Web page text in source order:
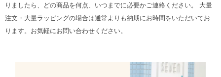
りましたら、どの商品を何点、いつまでに必要かご連絡ください。 大量
注文・大量ラッピングの場合は通常よりも納期にお時間をいただいてお
ります。お気軽にお問い合わせください。